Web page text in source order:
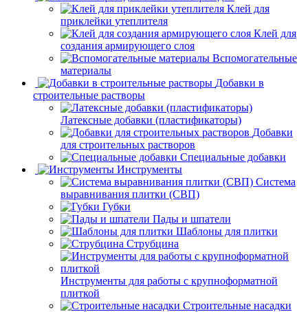
Клей для
приклейки утеплителя
Клей для
создания армирующего слоя
Вспомогательные
материалы
Добавки в
строительные растворы
Латексные добавки (пластификаторы)
Добавки
для строительных растворов
Специальные добавки
Инструменты
Система
выравнивания плитки (СВП)
Губки
Пады и шпатели
Шаблоны для плитки
Струбцина
Инструменты для работы с крупноформатной
плиткой
Строительные насадки